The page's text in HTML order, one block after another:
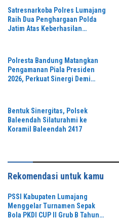
Satresnarkoba Polres Lumajang
Raih Dua Penghargaan Polda
Jatim Atas Keberhasilan
Polresta Bandung Matangkan
Pengamanan Piala Presiden
2026, Perkuat Sinergi Demi
Bentuk Sinergitas, Polsek
Baleendah Silaturahmi ke
Koramil Baleendah 2417
Rekomendasi untuk kamu
PSSI Kabupaten Lumajang
Menggelar Turnamen Sepak
Bola PKDI CUP II Grub B Tahun